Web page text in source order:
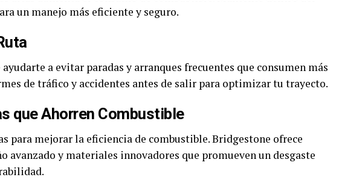
un manejo más eficiente y seguro.
a evitar paradas y arranques frecuentes que consumen más
de tráfico y accidentes antes de salir para optimizar tu trayecto.
que Ahorren Combustible
para mejorar la eficiencia de combustible. Bridgestone ofrece
avanzado y materiales innovadores que promueven un desgaste